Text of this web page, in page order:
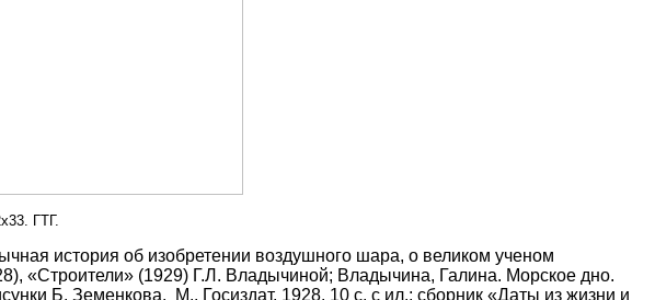
ГТГ.
история об изобретении воздушного шара, о великом ученом
«Строители» (1929) Г.Л. Владычиной; Владычина, Галина. Морское дно.
Б. Земенкова. М., Госиздат, 1928. 10 с. с ил.; сборник «Даты из жизни и